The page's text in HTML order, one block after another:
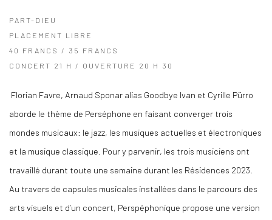
PART-DIEU
PLACEMENT LIBRE
40 FRANCS / 35 FRANCS
CONCERT 21 H / OUVERTURE 20 H 30
Florian Favre, Arnaud Sponar alias Goodbye Ivan et Cyrille Pürro
aborde le thème de Perséphone en faisant converger trois
mondes musicaux: le jazz, les musiques actuelles et électroniques
et la musique classique. Pour y parvenir, les trois musiciens ont
travaillé durant toute une semaine durant les Résidences 2023.
Au travers de capsules musicales installées dans le parcours des
arts visuels et d’un concert, Perspéphonique propose une version